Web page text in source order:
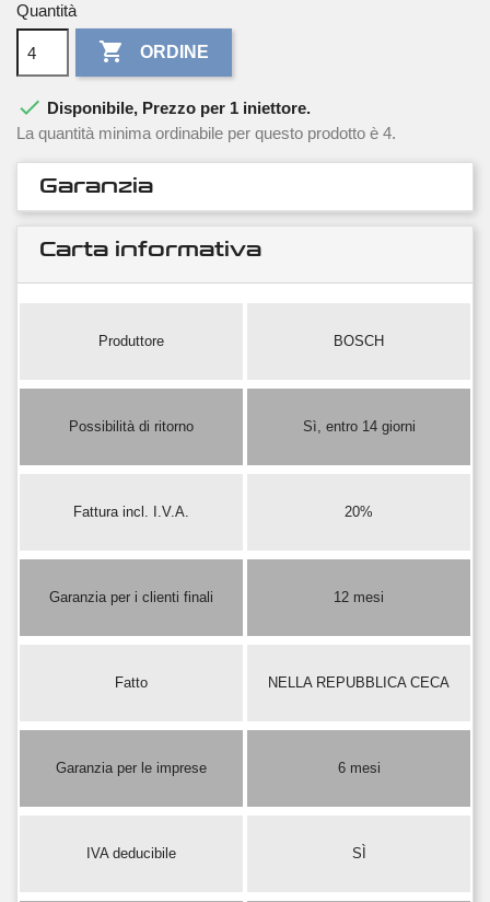
Quantità
 ORDINE
 Disponibile, Prezzo per 1 iniettore.
La quantità minima ordinabile per questo prodotto è 4.
Garanzia
Carta informativa
Produttore BOSCH
Possibilità di ritorno Sì, entro 14 giorni
Fattura incl. I.V.A. 20%
Garanzia per i clienti finali 12 mesi
Fatto NELLA REPUBBLICA CECA
Garanzia per le imprese 6 mesi
IVA deducibile SÌ